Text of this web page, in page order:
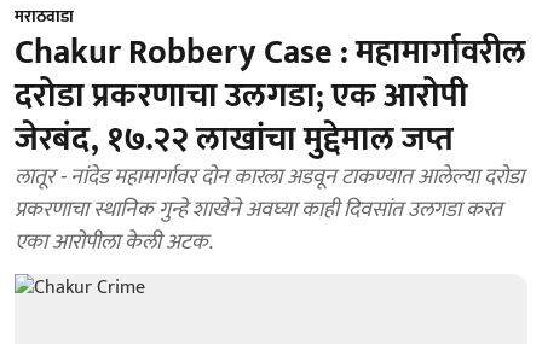
मराठवाडा
Chakur Robbery Case : महामार्गावरील
दरोडा प्रकरणाचा उलगडा; एक आरोपी
जेरबंद, १७.२२ लाखांचा मुद्देमाल जप्त
लातूर - नांदेड महामार्गावर दोन कारला अडवून टाकण्यात आलेल्या दरोडा
प्रकरणाचा स्थानिक गुन्हे शाखेने अवघ्या काही दिवसांत उलगडा करत
एका आरोपीला केली अटक.